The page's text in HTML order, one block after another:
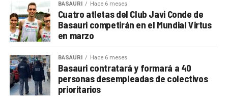
BASAURI Hace 6 meses
Cuatro atletas del Club Javi Conde de
Basauri competirán en el Mundial Virtus
en marzo
BASAURI Hace 6 meses
Basauri contratará y formará a 40
personas desempleadas de colectivos
prioritarios